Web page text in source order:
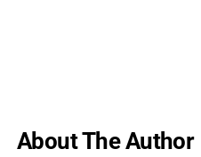
About The Author